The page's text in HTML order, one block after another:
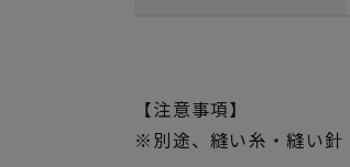
【注意事項】
※別途、縫い糸・縫い針